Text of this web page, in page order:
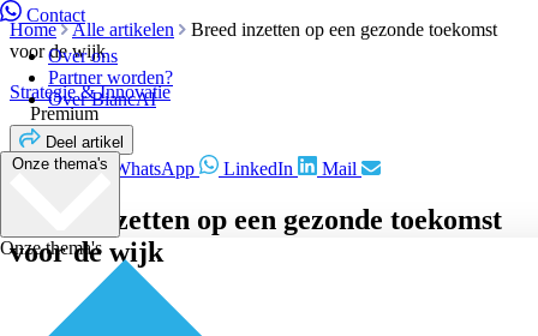
Contact
Over ons
Partner worden?
Over BiancAI
Onze thema's
Onze thema's
Home Alle artikelen
Breed inzetten op een gezonde toekomst
voor de wijk
Strategie & Innovatie
Premium
Deel artikel
Facebook WhatsApp LinkedIn Mail
Breed inzetten op een gezonde toekomst
voor de wijk